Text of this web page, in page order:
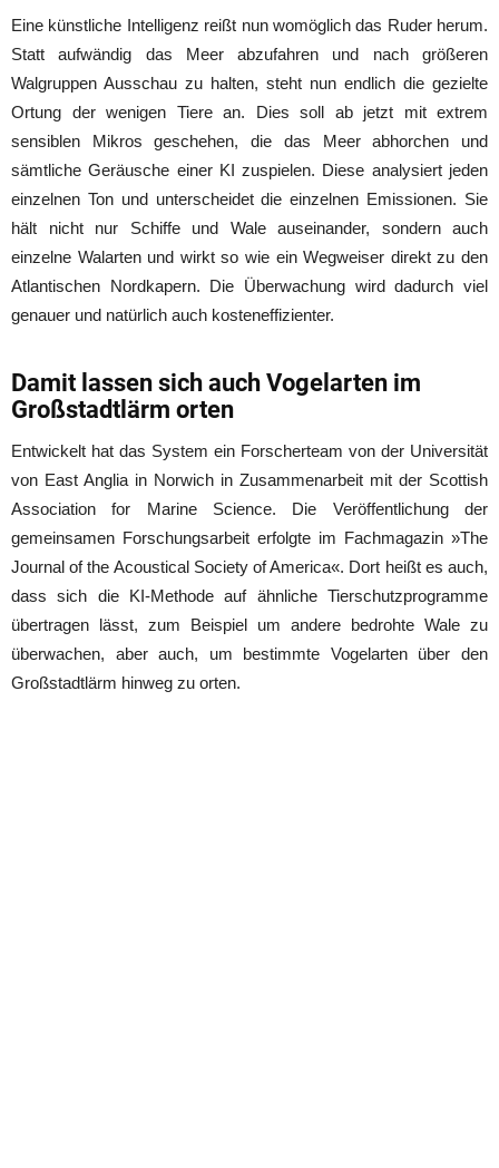
Eine künstliche Intelligenz reißt nun womöglich das Ruder herum.
Statt aufwändig das Meer abzufahren und nach größeren
Walgruppen Ausschau zu halten, steht nun endlich die gezielte
Ortung der wenigen Tiere an. Dies soll ab jetzt mit extrem
sensiblen Mikros geschehen, die das Meer abhorchen und
sämtliche Geräusche einer KI zuspielen. Diese analysiert jeden
einzelnen Ton und unterscheidet die einzelnen Emissionen. Sie
hält nicht nur Schiffe und Wale auseinander, sondern auch
einzelne Walarten und wirkt so wie ein Wegweiser direkt zu den
Atlantischen Nordkapern. Die Überwachung wird dadurch viel
genauer und natürlich auch kosteneffizienter.
Damit lassen sich auch Vogelarten im
Großstadtlärm orten
Entwickelt hat das System ein Forscherteam von der Universität
von East Anglia in Norwich in Zusammenarbeit mit der Scottish
Association for Marine Science. Die Veröffentlichung der
gemeinsamen Forschungsarbeit erfolgte im Fachmagazin »The
Journal of the Acoustical Society of America«. Dort heißt es auch,
dass sich die KI-Methode auf ähnliche Tierschutzprogramme
übertragen lässt, zum Beispiel um andere bedrohte Wale zu
überwachen, aber auch, um bestimmte Vogelarten über den
Großstadtlärm hinweg zu orten.